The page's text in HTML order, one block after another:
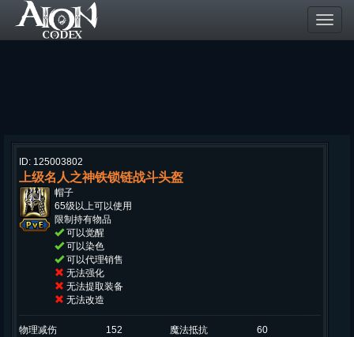
ID: 125003802
上级名人之神铁锁链战斗头盔
帽子
65级以上可以使用
限制持有物品
可以觉醒
可以染色
可以代理销售
无法强化
无法提取装备
无法改造
物理减伤 152 魔法抵抗
60